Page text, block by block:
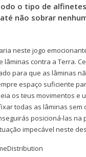
o tipo de alfinetes
não sobrar
neste jogo
lâminas contra a Terra.
para que as lâminas
espaço suficiente
os teus movimentos e
todas as lâminas sem
posicioná-las na
impecável neste